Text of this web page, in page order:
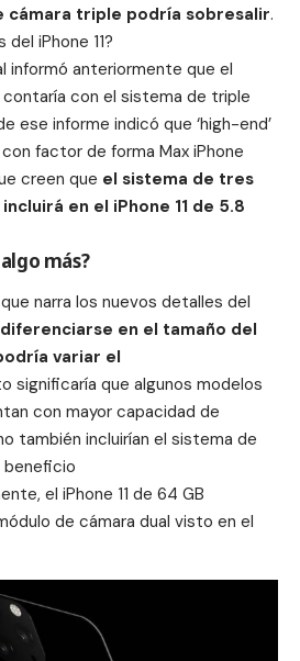
cámara triple podría sobresalir.
iPhone 11?
informó anteriormente que el
contaría con el sistema de triple
ese informe indicó que ‘high-end’
factor de forma Max iPhone
creen que el sistema de tres
en el iPhone 11 de 5.8
más?
narra los nuevos detalles del
en el tamaño del
variar el
significaría que algunos modelos
con mayor capacidad de
también incluirían el sistema de
beneficio
el iPhone 11 de 64 GB
de cámara dual visto en el